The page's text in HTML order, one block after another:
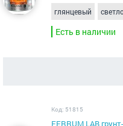
глянцевый
Есть в наличии
Код: 51815
FERRUM LAB